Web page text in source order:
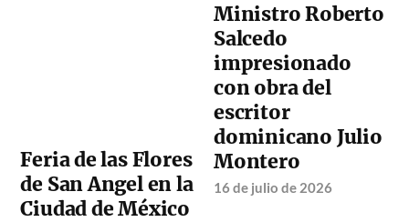
Feria de las Flores
de San Angel en la
Ciudad de México
Ministro Roberto
Salcedo
impresionado
con obra del
escritor
dominicano Julio
Montero
16 de julio de 2026